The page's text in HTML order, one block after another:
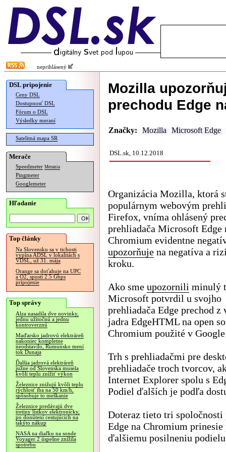
neprihlásený
DSL pripojenie
Ceny DSL
Dostupnosť DSL
Fórum o DSL
Výsledky meraní
Satelitná mapa SR
Merače
Speedmeter Merania
Pingmeter
Googlemeter
Hľadanie
Top články
Na Slovensku sa v tichosti
vypína ADSL v lokalitách s
VDSL, už 31. mája
Orange sa doťahuje na UPC
a O2, spustí 2.5 Gbps
pripojenie
Top správy
Alza nasadila dve novinky,
jednu užitočnú a jednu
kontroverznú
Maďarsko jadrovú elektráreň
nakoniec kompletne
neodstavilo, Rumunsko mení
tok Dunaja
Ďalšia jadrová elektráreň
južne od Slovenska musela
kvôli teplu znížiť výkon
Železnice znižujú kvôli teplu
rýchlosť iba na 50 km/h,
spôsobuje to meškanie
Železnice predávajú dve
tretiny lístkov elektronicky,
po donútení cestujúcich na
takýto nákup
NASA na diaľku na sonde
Voyager 2 úspešne znížila
spotrebu
Mozilla
prechodu Edge
Značky: Mozilla Microsoft Edge
DSL.sk, 10.12.2018
Organizácia Mozilla, ktorá
populárnym webovým
Firefox, vníma ohlásený
prehliadača Microsoft Edge
Chromium evidentne
upozorňuje na negatíva a
kroku.
Ako sme upozornili minulý
Microsoft potvrdil u svojho
prehliadača Edge prechod z
jadra EdgeHTML na open
Chromium použité v
Trh s prehliadačmi pre
prehliadače troch tvorcov,
Internet Explorer spolu s
Podiel ďalších je podľa
Doteraz tieto tri spoločnosti
Edge na Chromium
ďalšiemu posilneniu